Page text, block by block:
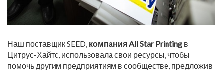
Наш поставщик SEED, компания All Star Printing в
Цитрус-Хайтс, использовала свои ресурсы, чтобы
помочь другим предприятиям в сообществе, предложив